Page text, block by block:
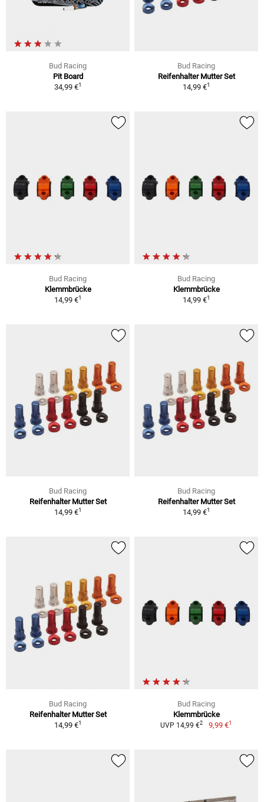
Bud Racing
Pit Board
34,99 €1
Bud Racing
Reifenhalter Mutter Set
14,99 €1
Bud Racing
Klemmbrücke
14,99 €1
Bud Racing
Klemmbrücke
14,99 €1
Bud Racing
Reifenhalter Mutter Set
14,99 €1
Bud Racing
Reifenhalter Mutter Set
14,99 €1
Bud Racing
Reifenhalter Mutter Set
14,99 €1
Bud Racing
Klemmbrücke
UVP 14,99 €2 9,99 €1